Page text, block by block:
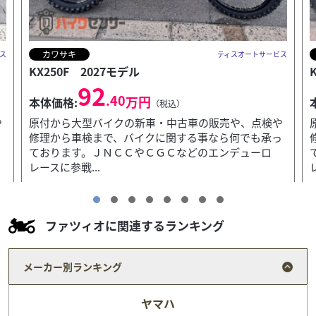
カワサキ ティスオートサービス
KX112 2027モデル
本体価格:58.30万円 （税込）
原付から大型バイクの新車・中古車の販売や、点検や
修理から車検まで、バイクに関する事なら何でも承っ
ております。ＪＮＣＣやＣＧＣなどのエンデューロ
レースに参戦...
ファツィオに関連するランキング
メーカー別ランキング
ヤマハ